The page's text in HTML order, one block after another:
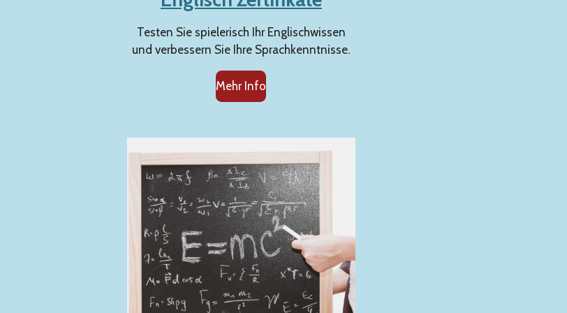
Testen Sie spielerisch Ihr Englischwissen
und verbessern Sie Ihre Sprachkenntnisse.
Mehr Info